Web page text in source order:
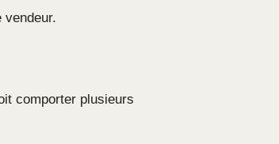
vendeur.
comporter plusieurs